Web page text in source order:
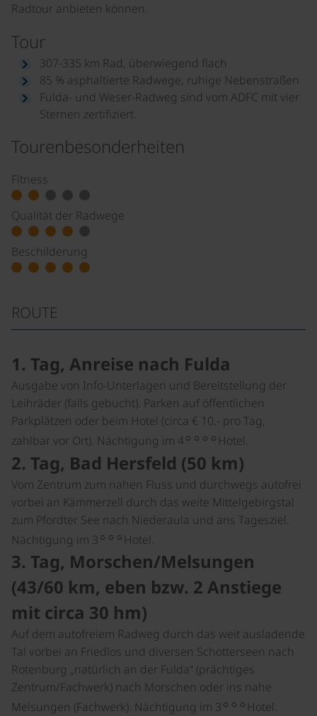
Radtour anbieten können.
Tour
307-335 km Rad, überwiegend flach
85 % asphaltierte Radwege, ruhige Nebenstraßen
Fulda- und Weser-Radweg sind vom ADFC mit vier
Sternen zertifiziert.
Tourenbesonderheiten
Fitness
Qualität der Radwege
Beschilderung
ROUTE
1. Tag, Anreise nach Fulda
Ausgabe von Info-Unterlagen und Bereitstellung der
Leihräder (falls gebucht). Parken auf öffentlichen
Parkplätzen oder beim Hotel (circa € 10,- pro Tag,
zahlbar vor Ort). Nächtigung im 4☼☼☼☼ Hotel.
2. Tag, Bad Hersfeld (50 km)
Vom Zentrum zum nahen Fluss und durchwegs autofrei
vorbei an Kämmerzell durch das weite Mittelgebirgstal
zum Pfordter See nach Niederaula und ans Tagesziel.
Nächtigung im 3☼☼☼ Hotel.
3. Tag, Morschen/Melsungen
(43/60 km, eben bzw. 2 Anstiege
mit circa 30 hm)
Auf dem autofreiem Radweg durch das weit ausladende
Tal vorbei an Friedlos und diversen Schotterseen nach
Rotenburg „natürlich an der Fulda“ (prächtiges
Zentrum/Fachwerk) nach Morschen oder ins nahe
Melsungen (Fachwerk). Nächtigung im 3☼☼☼ Hotel.